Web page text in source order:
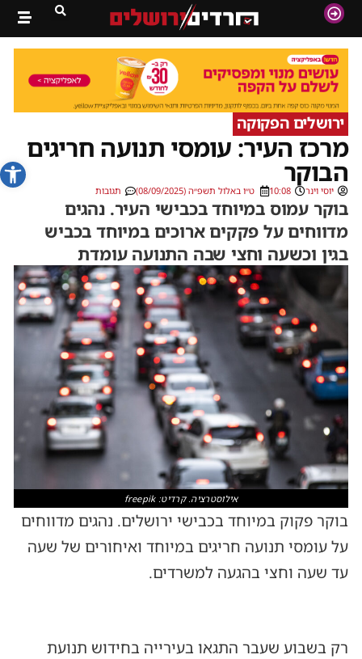
פתח
ירושלים הפקוקה
מרכז העיר: עומסי תנועה חריגים
הבוקר
יוסי וינר 10:08 ט״ו באלול תשפ״ה (08/09/2025) תגובות
בוקר עמוס במיוחד בכבישי העיר. נהגים
מדווחים על פקקים ארוכים במיוחד בכביש
בגין וכשעה וחצי שבה התנועה עומדת
אילוסטרציה. קרדיט: freepik
בוקר פקוק במיוחד בכבישי ירושלים. נהגים מדווחים
על עומסי תנועה חריגים במיוחד ואיחורים של שעה
עד שעה וחצי בהגעה למשרדים.
רק בשבוע שעבר התגאו בעירייה בחידוש תנועת